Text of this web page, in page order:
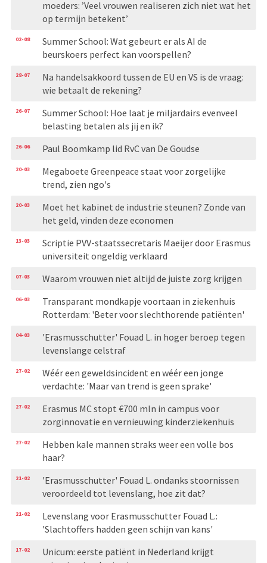
moeders: ’Veel vrouwen realiseren zich niet wat het
op termijn betekent’
02-08
Summer School: Wat gebeurt er als AI de
beurskoers perfect kan voorspellen?
28-07
Na handelsakkoord tussen de EU en VS is de vraag:
wie betaalt de rekening?
26-07
Summer School: Hoe laat je miljardairs evenveel
belasting betalen als jij en ik?
26-06 Paul Boomkamp lid RvC van De Goudse
20-03
Megaboete Greenpeace staat voor zorgelijke
trend, zien ngo's
20-03
Moet het kabinet de industrie steunen? Zonde van
het geld, vinden deze economen
13-03
Scriptie PVV-staatssecretaris Maeijer door Erasmus
universiteit ongeldig verklaard
07-03 Waarom vrouwen niet altijd de juiste zorg krijgen
06-03
Transparant mondkapje voortaan in ziekenhuis
Rotterdam: 'Beter voor slechthorende patiënten'
04-03
'Erasmusschutter' Fouad L. in hoger beroep tegen
levenslange celstraf
27-02
Wéér een geweldsincident en wéér een jonge
verdachte: 'Maar van trend is geen sprake'
27-02
Erasmus MC stopt €700 mln in campus voor
zorginnovatie en vernieuwing kinderziekenhuis
27-02
Hebben kale mannen straks weer een volle bos
haar?
21-02
'Erasmusschutter' Fouad L. ondanks stoornissen
veroordeeld tot levenslang, hoe zit dat?
21-02
Levenslang voor Erasmusschutter Fouad L.:
'Slachtoffers hadden geen schijn van kans'
17-02
Unicum: eerste patiënt in Nederland krijgt